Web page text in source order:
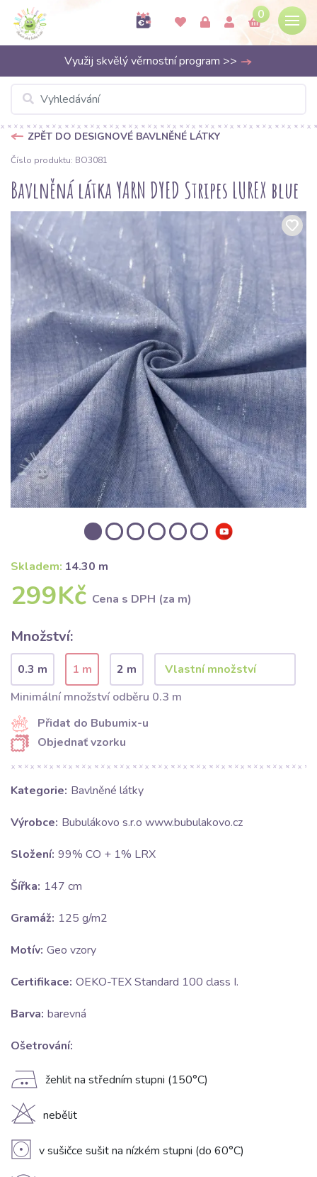
0
Využij skvělý věrnostní program >>
ZPĚT DO DESIGNOVÉ BAVLNĚNÉ LÁTKY
Číslo produktu: BO3081
Bavlněná látka YARN DYED Stripes LUREX blue
Skladem: 14.30 m
299Kč Cena s DPH (za m)
Množství:
0.3 m 1 m
2 m
Minimální množství odběru 0.3 m
Přidat do Bubumix-u
Objednať vzorku
Kategorie: Bavlněné látky
Výrobce: Bubulákovo s.r.o www.bubulakovo.cz
Složení: 99% CO + 1% LRX
Šířka: 147 cm
Gramáž: 125 g/m2
Motív: Geo vzory
Certifikace: OEKO-TEX Standard 100 class I.
Barva: barevná
Ošetrování:
E žehlit na středním stupni (150°C)
H nebělit
V v sušičce sušit na nízkém stupni (do 60°C)